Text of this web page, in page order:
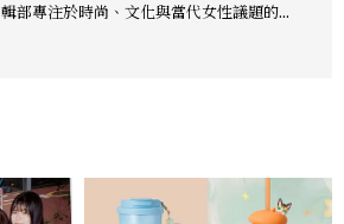
輯部專注於時尚、文化與當代女性議題的深
度的內容。 《Marie Claire》始終以敏銳
視角與編輯直覺，引領讀者探索女性多元面